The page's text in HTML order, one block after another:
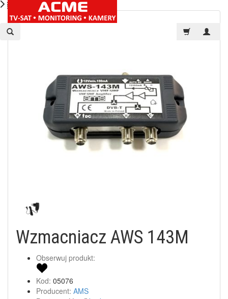
Wzmacniacz AWS 143M
Obserwuj produkt:
Kod: 05076
Producent: AMS